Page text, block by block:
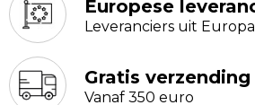
Europese
Leveranciers uit Europa
Gratis verzending
Vanaf 350 euro